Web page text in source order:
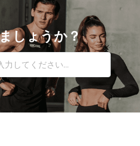
しょうか？